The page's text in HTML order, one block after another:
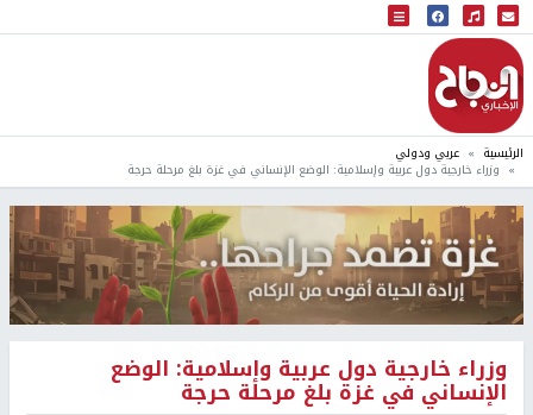
البث المباشر
إذاعة النجاح
الرئيسية عربي ودولي
وزراء خارجية دول عربية وإسلامية: الوضع الإنساني في غزة بلغ مرحلة حرجة
وزراء خارجية دول عربية وإسلامية: الوضع
الإنساني في غزة بلغ مرحلة حرجة